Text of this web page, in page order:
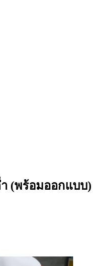
(พร้อมออกแบบ)